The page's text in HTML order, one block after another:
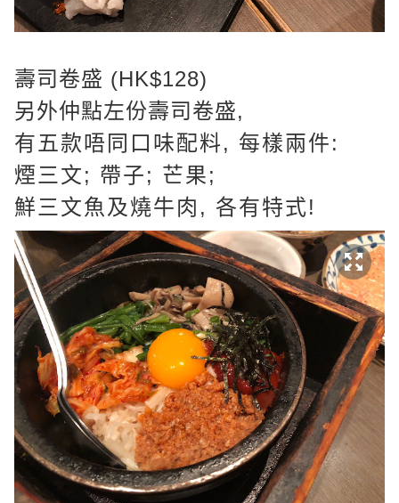
壽司卷盛 (HK$128)
另外仲點左份壽司卷盛,
有五款唔同口味配料, 每樣兩件:
煙三文; 帶子; 芒果;
鮮三文魚及燒牛肉, 各有特式!